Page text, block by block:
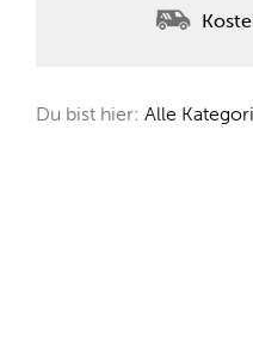
Du bist hier: Alle